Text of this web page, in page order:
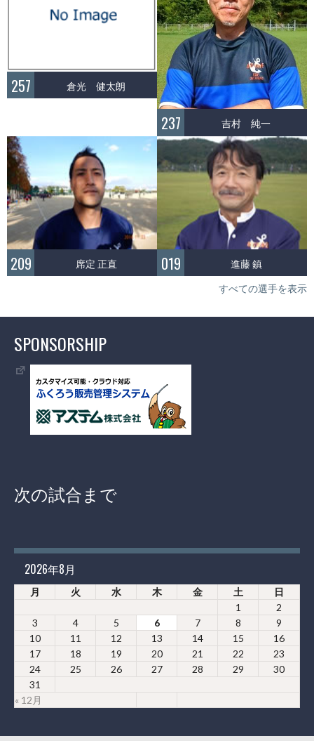
257 倉光 健太朗
237 吉村 純一
209 席定 正直 019 進藤 鎮
すべての選手を表示
SPONSORSHIP
次の試合まで
2026年8月
月 火 水 木 金 土 日
« 12月
1
2
3
4 5 6 7 8
9
10
11 12 13 14 15
16
17
18 19 20 21 22
23
24
25 26 27 28 29
30
31